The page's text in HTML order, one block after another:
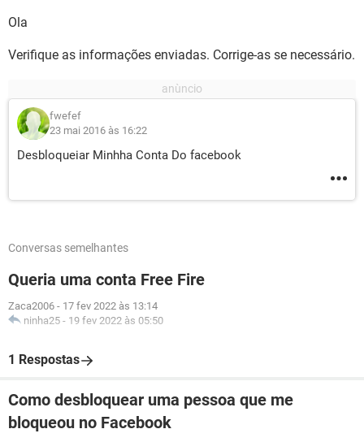
Ola
Verifique as informações enviadas. Corrige-as se necessário.
fwefef
23 mai 2016 às 16:22
Desbloqueiar Minhha Conta Do facebook
Conversas semelhantes
Queria uma conta Free Fire
Zaca2006 - 17 fev 2022 às 13:14
ninha25 - 19 fev 2022 às 05:50
1 Respostas
Como desbloquear uma pessoa que me
bloqueou no Facebook